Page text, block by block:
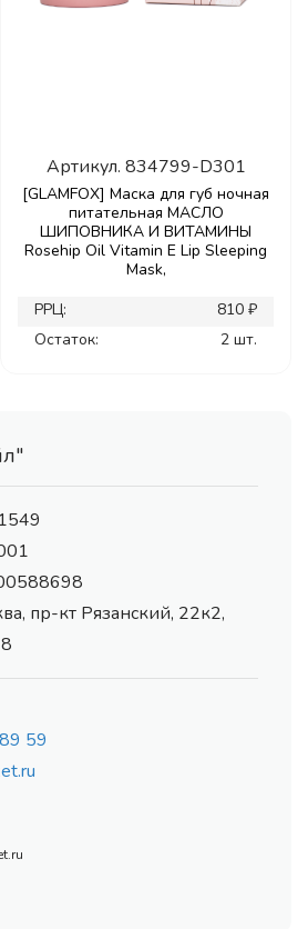
Артикул. 834799-D301
[GLAMFOX] Маска для губ ночная
питательная МАСЛО
ШИПОВНИКА И ВИТАМИНЫ
Rosehip Oil Vitamin E Lip Sleeping
Mask,
РРЦ:
810 ₽
Остаток:
2 шт.
пр-кт Рязанский, 22к2,
59